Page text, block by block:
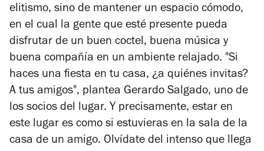
elitismo, sino de mantener un espacio cómodo,
en el cual la gente que esté presente pueda
disfrutar de un buen coctel, buena música y
buena compañía en un ambiente relajado. "Si
haces una fiesta en tu casa, ¿a quiénes invitas?
A tus amigos", plantea Gerardo Salgado, uno de
los socios del lugar. Y precisamente, estar en
este lugar es como si estuvieras en la sala de la
casa de un amigo. Olvídate del intenso que llega